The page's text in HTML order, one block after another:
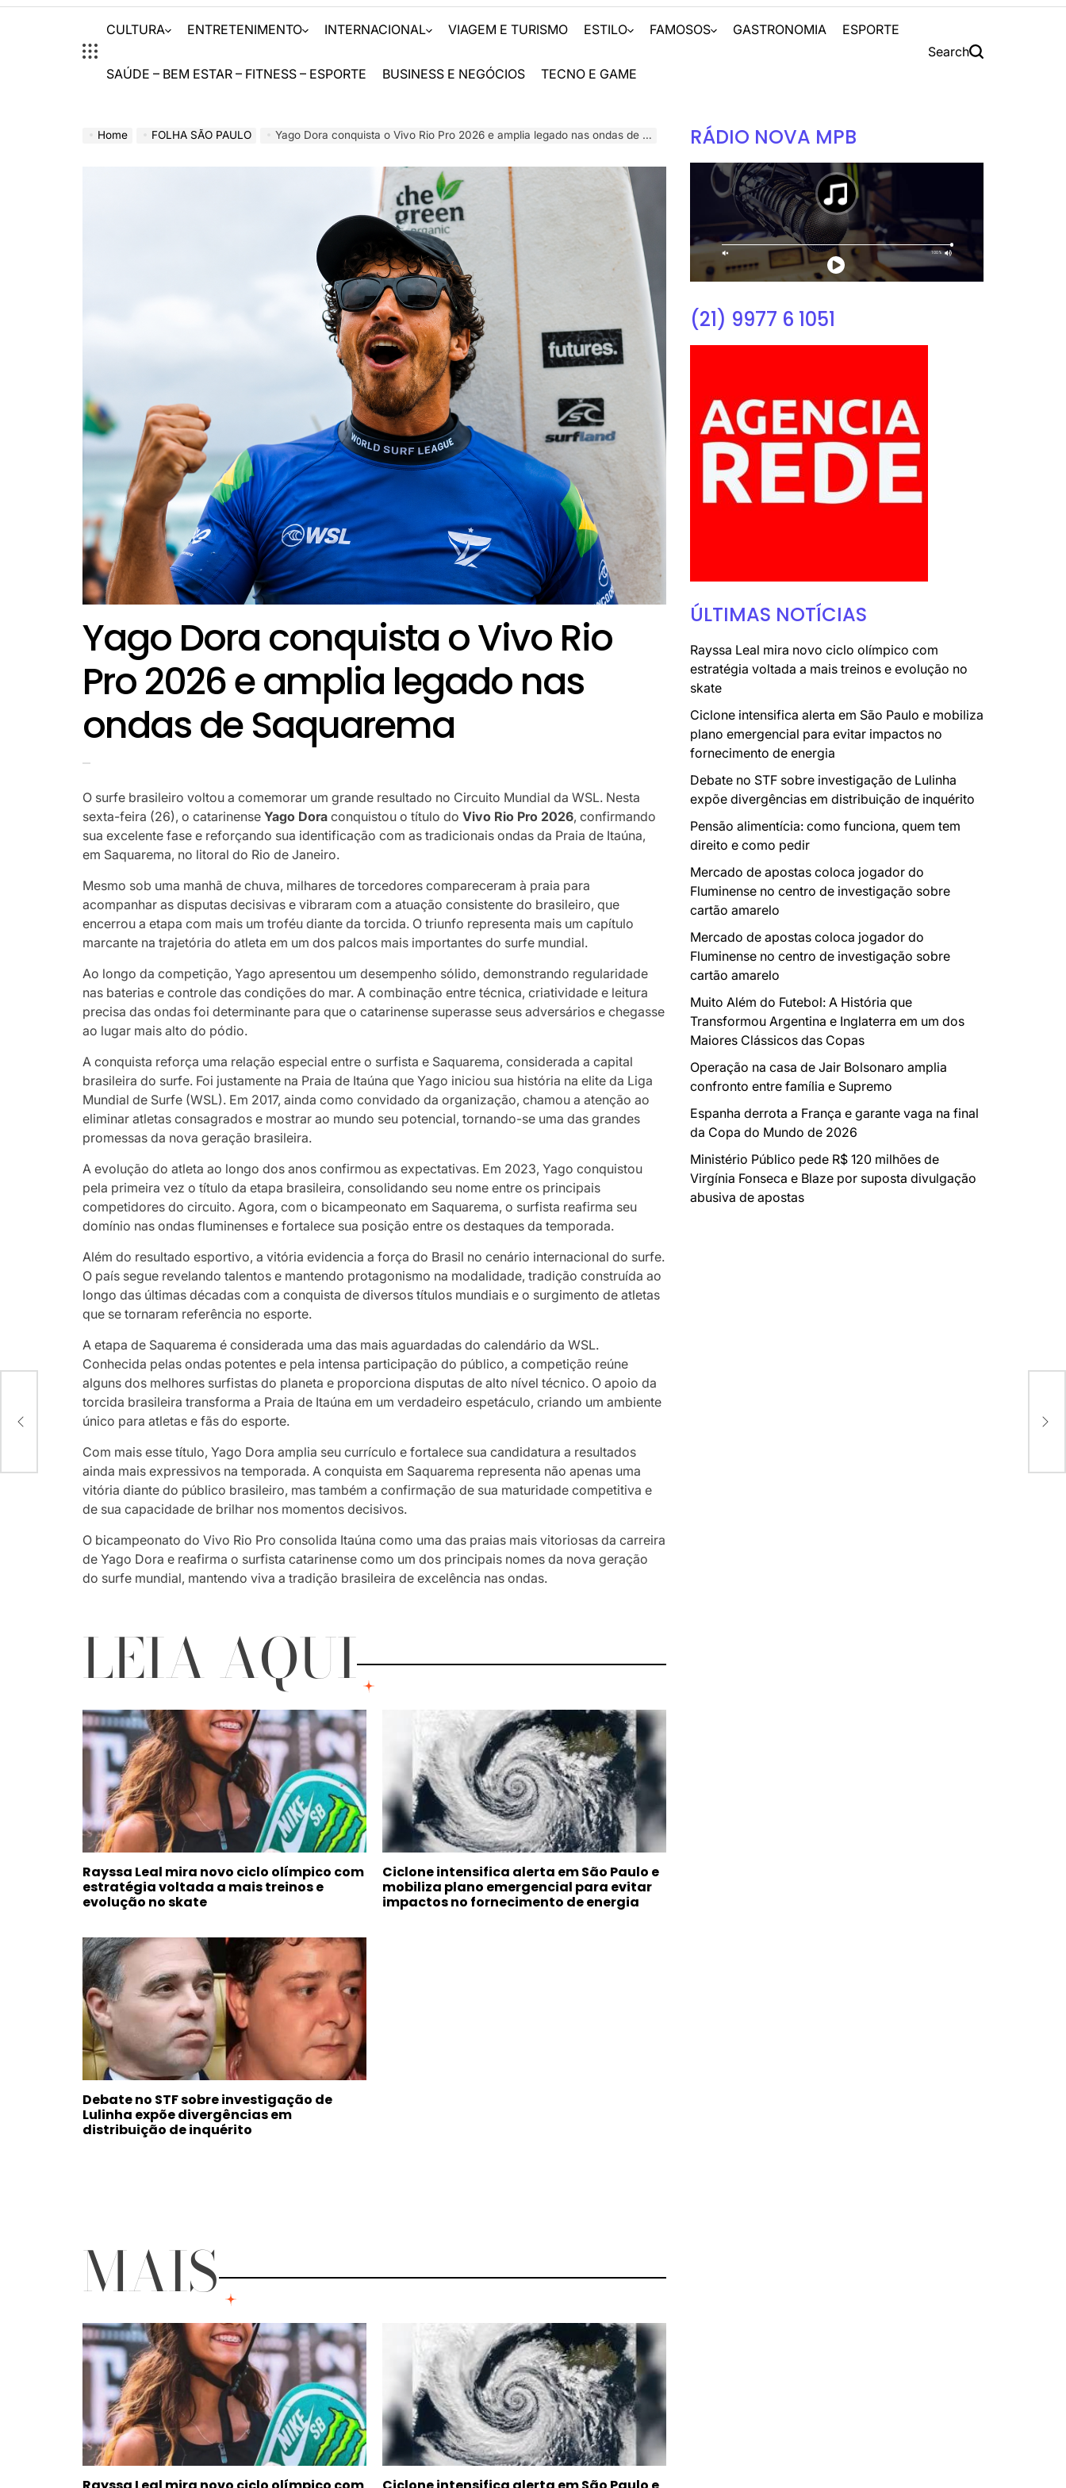
CULTURA ENTRETENIMENTO INTERNACIONAL VIAGEM E TURISMO ESTILO FAMOSOS GASTRONOMIA ESPORTE
SAÚDE – BEM ESTAR – FITNESS – ESPORTE BUSINESS E NEGÓCIOS TECNO E GAME
Search
Home FOLHA SÃO PAULO Yago Dora conquista o Vivo Rio Pro 2026 e amplia legado nas ondas de Saquarema
Yago Dora conquista o Vivo Rio
Pro 2026 e amplia legado nas
ondas de Saquarema
O surfe brasileiro voltou a comemorar um grande resultado no Circuito Mundial da WSL. Nesta
sexta-feira (26), o catarinenseYago Dora conquistou o título doVivo Rio Pro 2026, confirmando
sua excelente fase e reforçando sua identificação com as tradicionais ondas da Praia de Itaúna,
em Saquarema, no litoral do Rio de Janeiro.
Mesmo sob uma manhã de chuva, milhares de torcedores compareceram à praia para
acompanhar as disputas decisivas e vibraram com a atuação consistente do brasileiro, que
encerrou a etapa com mais um troféu diante da torcida. O triunfo representa mais um capítulo
marcante na trajetória do atleta em um dos palcos mais importantes do surfe mundial.
Ao longo da competição, Yago apresentou um desempenho sólido, demonstrando regularidade
nas baterias e controle das condições do mar. A combinação entre técnica, criatividade e leitura
precisa das ondas foi determinante para que o catarinense superasse seus adversários e chegasse
ao lugar mais alto do pódio.
A conquista reforça uma relação especial entre o surfista e Saquarema, considerada a capital
brasileira do surfe. Foi justamente na Praia de Itaúna que Yago iniciou sua história na elite da Liga
Mundial de Surfe (WSL). Em 2017, ainda como convidado da organização, chamou a atenção ao
eliminar atletas consagrados e mostrar ao mundo seu potencial, tornando-se uma das grandes
promessas da nova geração brasileira.
A evolução do atleta ao longo dos anos confirmou as expectativas. Em 2023, Yago conquistou
pela primeira vez o título da etapa brasileira, consolidando seu nome entre os principais
competidores do circuito. Agora, com o bicampeonato em Saquarema, o surfista reafirma seu
domínio nas ondas fluminenses e fortalece sua posição entre os destaques da temporada.
Além do resultado esportivo, a vitória evidencia a força do Brasil no cenário internacional do surfe.
O país segue revelando talentos e mantendo protagonismo na modalidade, tradição construída ao
longo das últimas décadas com a conquista de diversos títulos mundiais e o surgimento de atletas
que se tornaram referência no esporte.
A etapa de Saquarema é considerada uma das mais aguardadas do calendário da WSL.
Conhecida pelas ondas potentes e pela intensa participação do público, a competição reúne
alguns dos melhores surfistas do planeta e proporciona disputas de alto nível técnico. O apoio da
torcida brasileira transforma a Praia de Itaúna em um verdadeiro espetáculo, criando um ambiente
único para atletas e fãs do esporte.
Com mais esse título, Yago Dora amplia seu currículo e fortalece sua candidatura a resultados
ainda mais expressivos na temporada. A conquista em Saquarema representa não apenas uma
vitória diante do público brasileiro, mas também a confirmação de sua maturidade competitiva e
de sua capacidade de brilhar nos momentos decisivos.
O bicampeonato do Vivo Rio Pro consolida Itaúna como uma das praias mais vitoriosas da carreira
de Yago Dora e reafirma o surfista catarinense como um dos principais nomes da nova geração
do surfe mundial, mantendo viva a tradição brasileira de excelência nas ondas.
LEIA AQUI
Rayssa Leal mira novo ciclo olímpico com
estratégia voltada a mais treinos e
evolução no skate
Ciclone intensifica alerta em São Paulo e
mobiliza plano emergencial para evitar
impactos no fornecimento de energia
Debate no STF sobre investigação de
Lulinha expõe divergências em
distribuição de inquérito
MAIS
na
RÁDIO NOVA MPB
(21) 9977 6 1051
ÚLTIMAS NOTÍCIAS
Rayssa Leal mira novo ciclo olímpico com
estratégia voltada a mais treinos e evolução no
skate
Ciclone intensifica alerta em São Paulo e mobiliza
plano emergencial para evitar impactos no
fornecimento de energia
Debate no STF sobre investigação de Lulinha
expõe divergências em distribuição de inquérito
Pensão alimentícia: como funciona, quem tem
direito e como pedir
Mercado de apostas coloca jogador do
Fluminense no centro de investigação sobre
cartão amarelo
Mercado de apostas coloca jogador do
Fluminense no centro de investigação sobre
cartão amarelo
Muito Além do Futebol: A História que
Transformou Argentina e Inglaterra em um dos
Maiores Clássicos das Copas
Operação na casa de Jair Bolsonaro amplia
confronto entre família e Supremo
Espanha derrota a França e garante vaga na final
da Copa do Mundo de 2026
Ministério Público pede R$ 120 milhões de
Virgínia Fonseca e Blaze por suposta divulgação
abusiva de apostas